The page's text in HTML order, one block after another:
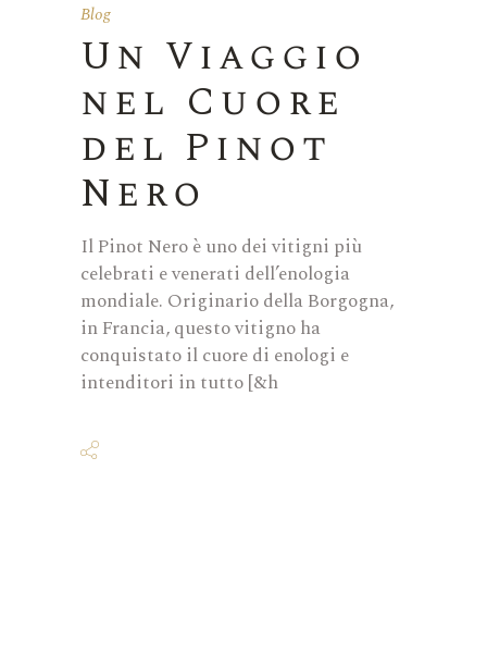
Blog
Un Viaggio
nel Cuore
del Pinot
Nero
Il Pinot Nero è uno dei vitigni più
celebrati e venerati dell’enologia
mondiale. Originario della Borgogna,
in Francia, questo vitigno ha
conquistato il cuore di enologi e
intenditori in tutto [&h